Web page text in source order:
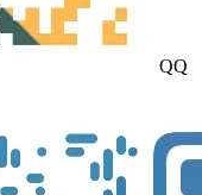
QQ